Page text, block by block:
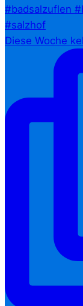
Diese Woche